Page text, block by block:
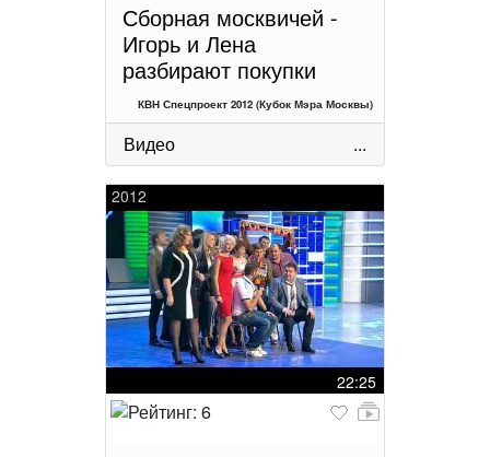
Сборная москвичей -
Игорь и Лена
разбирают покупки
КВН Спецпроект 2012 (Кубок Мэра Москвы)
Видео ...
2012
22:25